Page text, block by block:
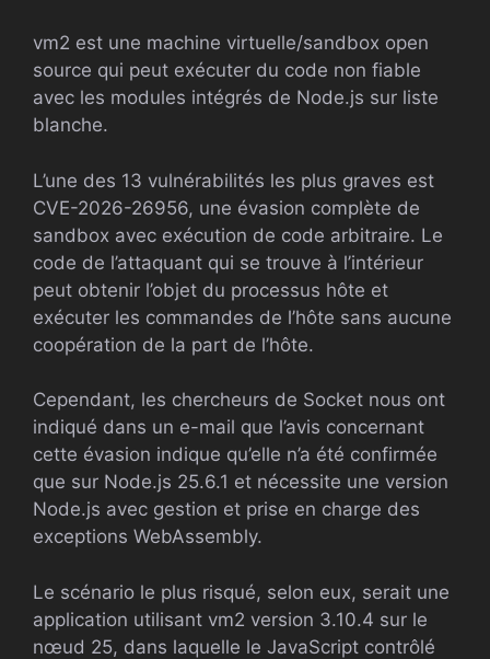
vm2 est une machine virtuelle/sandbox open
source qui peut exécuter du code non fiable
avec les modules intégrés de Node.js sur liste
blanche.
L’une des 13 vulnérabilités les plus graves est
CVE-2026-26956, une évasion complète de
sandbox avec exécution de code arbitraire. Le
code de l’attaquant qui se trouve à l’intérieur
peut obtenir l’objet du processus hôte et
exécuter les commandes de l’hôte sans aucune
coopération de la part de l’hôte.
Cependant, les chercheurs de Socket nous ont
indiqué dans un e-mail que l’avis concernant
cette évasion indique qu’elle n’a été confirmée
que sur Node.js 25.6.1 et nécessite une version
Node.js avec gestion et prise en charge des
exceptions WebAssembly.
Le scénario le plus risqué, selon eux, serait une
application utilisant vm2 version 3.10.4 sur le
nœud 25, dans laquelle le JavaScript contrôlé